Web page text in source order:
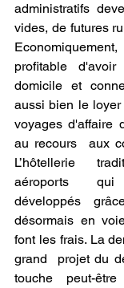
administratifs
vides, de futures
profitable
domicile et
aussi bien le
voyages d'affaire
au recours  aux
L’hôtellerie
aéroports  qui
développés
désormais en
font les frais. La
grand  projet du
touche peut-